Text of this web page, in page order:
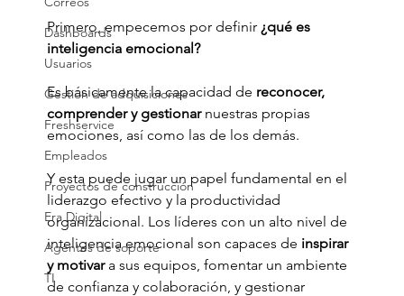
Dashboards
Usuarios
Gestión de adquisiciones
Freshservice
Empleados
Proyectos de construcción
Era Digital
Agentes de soporte
TI
Primero, empecemos por definir ¿qué es
inteligencia emocional?
Es básicamente la capacidad de reconocer,
comprender y gestionar nuestras propias
emociones, así como las de los demás.
Y esta puede jugar un papel fundamental en el
liderazgo efectivo y la productividad
organizacional. Los líderes con un alto nivel de
inteligencia emocional son capaces de inspirar
y motivar a sus equipos, fomentar un ambiente
de confianza y colaboración, y gestionar